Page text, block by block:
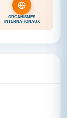
ORGANISMES
INTERNATIONAUX